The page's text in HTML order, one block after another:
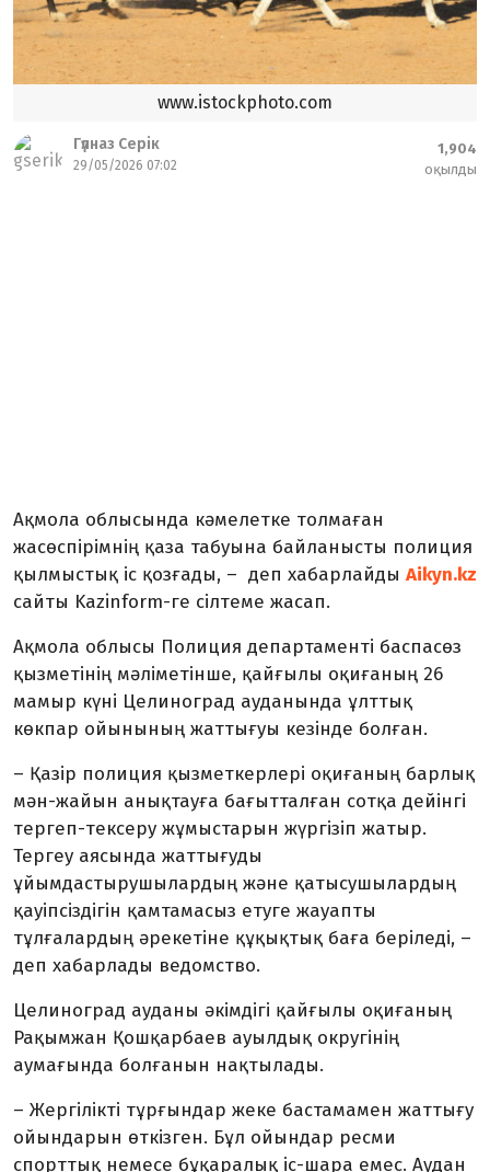
www.istockphoto.com
Гүлназ Серік
29/05/2026 07:02
1,904
оқылды
Ақмола облысында кәмелетке толмаған
жасөспірімнің қаза табуына байланысты полиция
қылмыстық іс қозғады, – деп хабарлайды Aikyn.kz
сайты Kazinform-ге сілтеме жасап.
Ақмола облысы Полиция департаменті баспасөз
қызметінің мәліметінше, қайғылы оқиғаның 26
мамыр күні Целиноград ауданында ұлттық
көкпар ойынының жаттығуы кезінде болған.
– Қазір полиция қызметкерлері оқиғаның барлық
мән-жайын анықтауға бағытталған сотқа дейінгі
тергеп-тексеру жұмыстарын жүргізіп жатыр.
Тергеу аясында жаттығуды
ұйымдастырушылардың және қатысушылардың
қауіпсіздігін қамтамасыз етуге жауапты
тұлғалардың әрекетіне құқықтық баға беріледі, –
деп хабарлады ведомство.
Целиноград ауданы әкімдігі қайғылы оқиғаның
Рақымжан Қошқарбаев ауылдық округінің
аумағында болғанын нақтылады.
– Жергілікті тұрғындар жеке бастамамен жаттығу
ойындарын өткізген. Бұл ойындар ресми
спорттық немесе бұқаралық іс-шара емес. Аудан